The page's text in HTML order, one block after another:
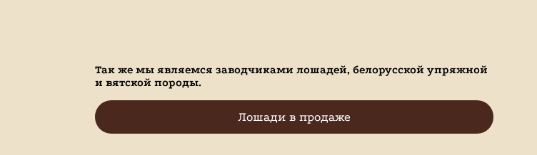
Так же мы являемся заводчиками лошадей, белорусской упряжной
и вятской породы.
Лошади в продаже